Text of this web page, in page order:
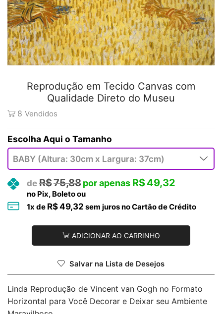
Reprodução em Tecido Canvas com
Qualidade Direto do Museu
8 Vendidos
Tamanho
R$75,88 R$49,32
no Pix, Boleto ou
1x de R$49,32 sem juros no Cartão de Crédito
ADICIONAR AO CARRINHO
Salvar na Lista de Desejos
Linda Reprodução de Vincent van Gogh no Formato
Horizontal para Você Decorar e Deixar seu Ambiente